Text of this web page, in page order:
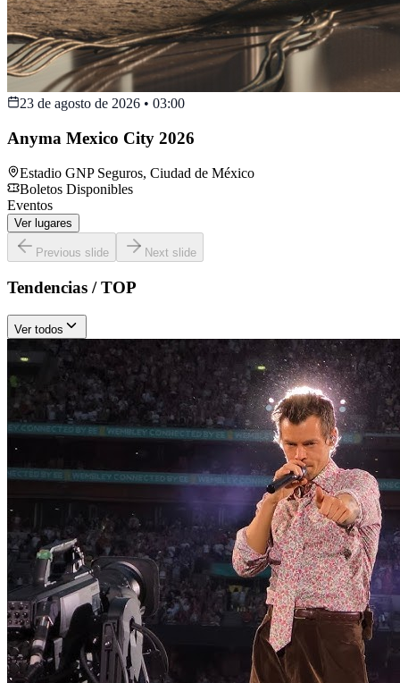
23 de agosto de 2026 • 03:00
Anyma Mexico City 2026
Estadio GNP Seguros, Ciudad de México
Boletos Disponibles
Eventos
Ver lugares
Previous slide Next slide
Tendencias / TOP
Ver todos